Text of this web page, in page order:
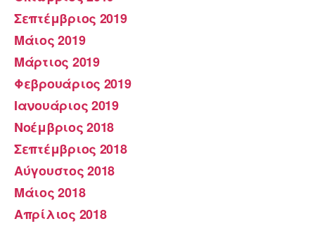
Σεπτέμβριος 2019
Μάιος 2019
Μάρτιος 2019
Φεβρουάριος 2019
Ιανουάριος 2019
Νοέμβριος 2018
Σεπτέμβριος 2018
Αύγουστος 2018
Μάιος 2018
Απρίλιος 2018